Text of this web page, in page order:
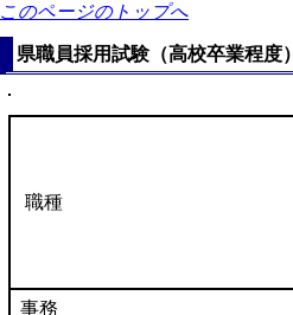
このページのトップへ
県職員採用試験（高校卒業程度）
職種
事務